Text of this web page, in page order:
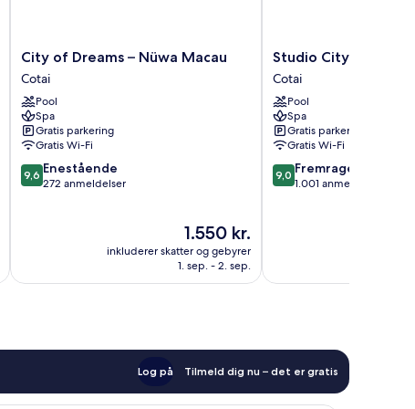
City
of
Dreams
–
Nüwa
Macau
Cotai
City of Dreams – Nüwa Macau
Cotai
Pool
Spa
Gratis parkering
Gratis Wi-Fi
9.6
ud
9,6 Enestående
272 anmeldelser
Prisen
er
1.550 kr.
1.550 kr.
inkluderer skatter og gebyrer
1. sep. - 2. sep.
Studio
City
Cotai
Studio City
Cotai
Pool
Spa
Gratis parkering
Gratis Wi-Fi
9.0
ud
9,0 Fremragende
1.001 anmeldelser
Log på Tilmeld dig nu – det er gratis